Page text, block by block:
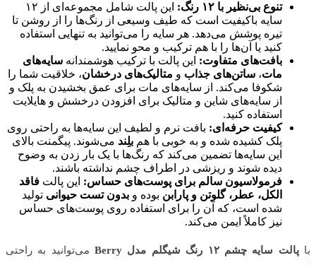
تنوع بی‌نظیر با ۱۲ رنگ:
این پالت شامل مجموعه‌ای از ۱۲
سایه باکیفیت است که طیف وسیعی از رنگ‌ها را از روشن تا
تیره پوشش می‌دهد. هر سایه را می‌توانید به تنهایی استفاده
کنید یا آن‌ها را با هم ترکیب و محو نمایید.
بافت‌های متفاوت: این پالت با ترکیب هوشمندانه سایه‌های
مات، ساتن‌های جذاب و متالیک‌های درخشان، خلاقیت شما را
شکوفا می‌کند. از سایه‌های مات برای عمق بخشیدن به پلک و
از سایه‌های شاین و متالیک برای افزودن درخشش و هایلایت
استفاده کنید.
کیفیت حرفه‌ای: بافت نرم و لطیف این سایه‌ها به راحتی روی
پلک کشیده شده و به خوبی با هم بلِند می‌شوند. پیگمنت بالای
این سایه‌ها تضمین می‌کند که رنگ‌ها با یک بار زدن به وضوح
دیده شوند و ریزشی در اطراف چشم نداشته باشند.
فرمولاسیون سالم برای پوست‌های حساس: این پالت فاقد
الکل، عطر، گلوتن و پارابن بوده و بدون تست حیوانی تولید
شده است، که آن را برای استفاده روی پوست‌های حساس
نیز کاملاً ایمن می‌کند.
باپالت سایه چشم ۱۲ رنگ شیگلم مدل Berry
می‌توانید به راحتی